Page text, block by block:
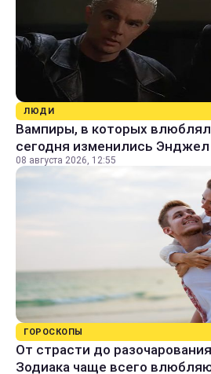
ЛЮДИ
Вампиры, в которых
сегодня изменились
08 августа 2026, 12:55
ГОРОСКОПЫ
От страсти до
Зодиака чаще всего